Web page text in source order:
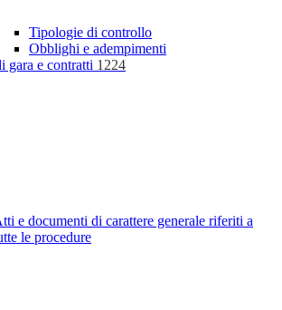
Tipologie di controllo
Obblighi e adempimenti
gara e contratti 1224
e documenti di carattere generale riferiti a
le procedure